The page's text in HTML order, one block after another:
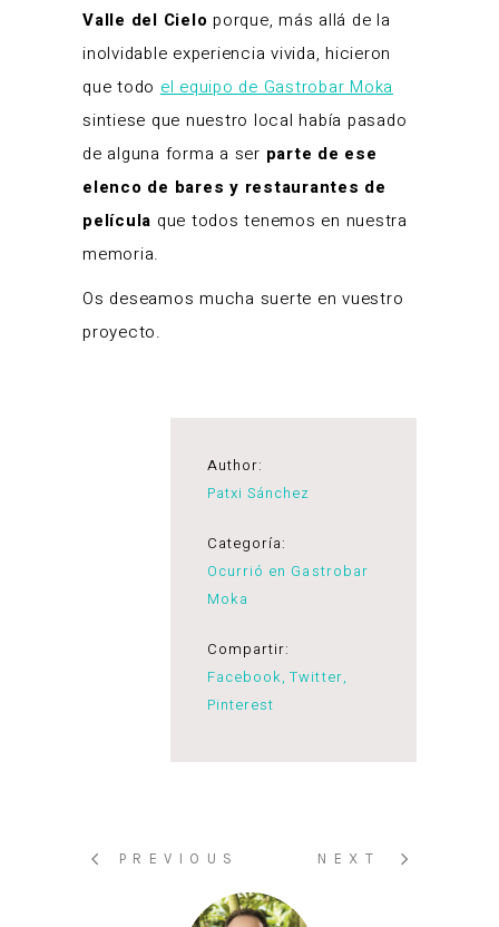
Valle del Cielo porque, más allá de la
inolvidable experiencia vivida, hicieron
que todo el equipo de Gastrobar Moka
sintiese que nuestro local había pasado
de alguna forma a ser parte de ese
elenco de bares y restaurantes de
película que todos tenemos en nuestra
memoria.
Os deseamos mucha suerte en vuestro
proyecto.
Author:
Patxi Sánchez
Categoría:
Ocurrió en Gastrobar
Moka
Compartir:
Facebook Twitter
Pinterest
PREVIOUS NEXT